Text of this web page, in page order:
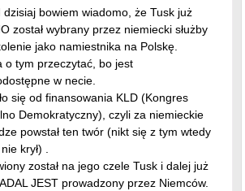
dzisiaj bowiem wiadomo, że Tusk już
został wybrany przez niemiecki służby
jako namiestnika na Polskę.
o tym przeczytać, bo jest
w necie.
się od finansowania KLD (Kongres
Demokratyczny), czyli za niemieckie
powstał ten twór (nikt się z tym wtedy
krył) .
został na jego czele Tusk i dalej już
JEST prowadzony przez Niemców.